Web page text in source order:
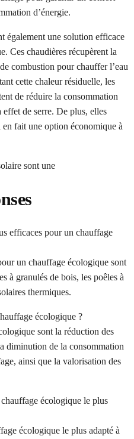
d’énergie.
également une solution efficace
Ces chaudières récupèrent la
combustion pour chauffer l’eau
cette chaleur résiduelle, les
de réduire la consommation
effet de serre. De plus, elles
fait une option économique à
sont une
efficaces pour un chauffage
un chauffage écologique sont
à granulés de bois, les poêles à
thermiques.
écologique ?
sont la réduction des
diminution de la consommation
ainsi que la valorisation des
écologique le plus
écologique le plus adapté à